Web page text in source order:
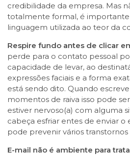
credibilidade da empresa. Mas
totalmente formal, é
linguagem utilizada ao teor da
Respire fundo antes de clicar
perde para o contato pessoal
capacidade de levar, ao
expressões faciais e a forma
está sendo dito. Quando
momentos de raiva isso pode
estiver nervoso(a) com alguma
cabeça esfriar entes de enviar o
pode prevenir vários
E-mail não é ambiente para